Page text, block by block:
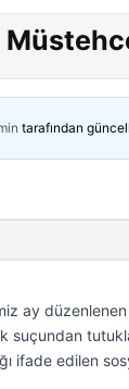
tarafından
ay
suçundan
ifade edilen